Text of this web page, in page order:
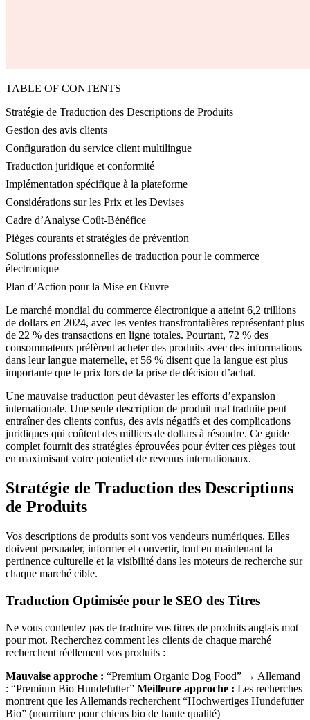
TABLE OF CONTENTS
Stratégie de Traduction des Descriptions de Produits
Gestion des avis clients
Configuration du service client multilingue
Traduction juridique et conformité
Implémentation spécifique à la plateforme
Considérations sur les Prix et les Devises
Cadre d’Analyse Coût-Bénéfice
Pièges courants et stratégies de prévention
Solutions professionnelles de traduction pour le commerce
électronique
Plan d’Action pour la Mise en Œuvre
Le marché mondial du commerce électronique a atteint 6,2 trillions
de dollars en 2024, avec les ventes transfrontalières représentant plus
de 22 % des transactions en ligne totales. Pourtant, 72 % des
consommateurs préfèrent acheter des produits avec des informations
dans leur langue maternelle, et 56 % disent que la langue est plus
importante que le prix lors de la prise de décision d’achat.
Une mauvaise traduction peut dévaster les efforts d’expansion
internationale. Une seule description de produit mal traduite peut
entraîner des clients confus, des avis négatifs et des complications
juridiques qui coûtent des milliers de dollars à résoudre. Ce guide
complet fournit des stratégies éprouvées pour éviter ces pièges tout
en maximisant votre potentiel de revenus internationaux.
Stratégie de Traduction des Descriptions
de Produits
Vos descriptions de produits sont vos vendeurs numériques. Elles
doivent persuader, informer et convertir, tout en maintenant la
pertinence culturelle et la visibilité dans les moteurs de recherche sur
chaque marché cible.
Traduction Optimisée pour le SEO des Titres
Ne vous contentez pas de traduire vos titres de produits anglais mot
pour mot. Recherchez comment les clients de chaque marché
recherchent réellement vos produits :
Mauvaise approche : “Premium Organic Dog Food” → Allemand
: “Premium Bio Hundefutter” Meilleure approche : Les recherches
montrent que les Allemands recherchent “Hochwertiges Hundefutter
Bio” (nourriture pour chiens bio de haute qualité)